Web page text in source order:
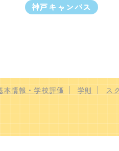
神戸キャンパス
本情報・学校評価 学則 ス